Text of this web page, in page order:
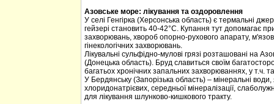
Азовське море: лікування та оздоровлення
У селі Генгірка (Херсонська область) є термальні
гейзері становить 40-42°С. Купання тут допомагає
захворювань, хвороб опорно-рухового апарату,
гінекологічних захворювань.
Лікувальні сульфідно-мулові грязі розташовані на
(Донецька область). Бруд славиться своїм
багатьох хронічних запальних захворюваннях, у т.ч. та
У Бердянську (Запорізька область) – мінеральні води,
хлоридонатрієвих, середньої мінералізації,
для лікування шлунково-кишкового тракту.